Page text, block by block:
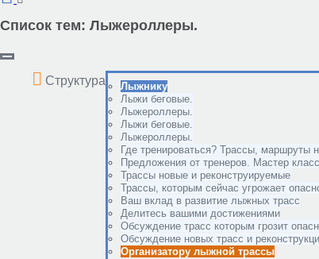
Список тем: Лыжероллеры.
Структура
Лыжнику
Лыжи беговые.
Лыжероллеры.
Лыжи беговые.
Лыжероллеры.
Где тренироваться? Трассы, маршруты
Предложения от тренеров. Мастер
Трассы новые и реконструируемые
Трассы, которым сейчас угрожает
Ваш вклад в развитие лыжных трасс
Делитесь вашими достижениями
Обсуждение трасс которым грозит
Обсуждение новых трасс и
Организатору лыжной трассы